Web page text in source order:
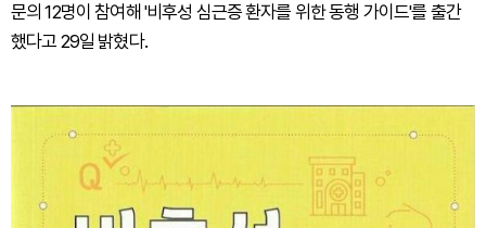
문의 12명이 참여해 '비후성 심근증 환자를 위한 동행 가이드'를 출간
했다고 29일 밝혔다.